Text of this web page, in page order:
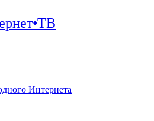
Интернета